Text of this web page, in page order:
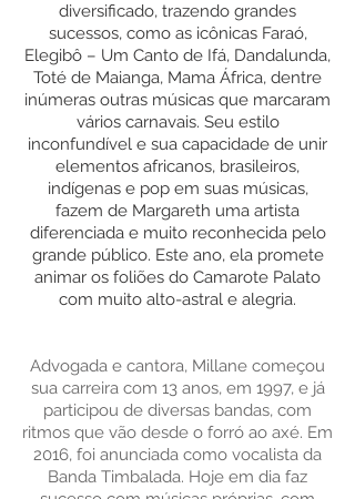
diversificado, trazendo grandes
sucessos, como as icônicas Faraó,
Elegibô – Um Canto de Ifá, Dandalunda,
Toté de Maianga, Mama África, dentre
inúmeras outras músicas que marcaram
vários carnavais. Seu estilo
inconfundível e sua capacidade de unir
elementos africanos, brasileiros,
indígenas e pop em suas músicas,
fazem de Margareth uma artista
diferenciada e muito reconhecida pelo
grande público. Este ano, ela promete
animar os foliões do Camarote Palato
com muito alto-astral e alegria.
Advogada e cantora, Millane começou
sua carreira com 13 anos, em 1997, e já
participou de diversas bandas, com
ritmos que vão desde o forró ao axé. Em
2016, foi anunciada como vocalista da
Banda Timbalada. Hoje em dia faz